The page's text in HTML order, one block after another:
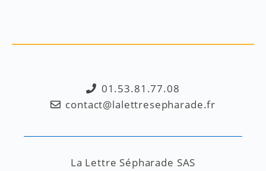
01.53.81.77.08
contact@lalettresepharade.fr
La Lettre Sépharade SAS